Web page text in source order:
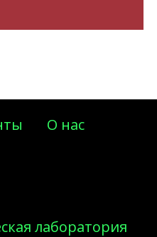
О нас
лаборатория